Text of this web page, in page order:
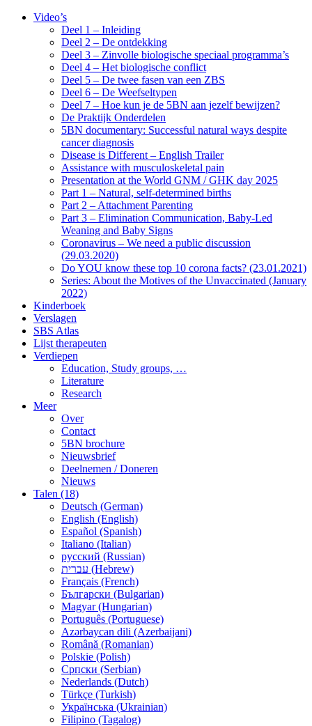
Video’s
Deel 1 – Inleiding
Deel 2 – De ontdekking
Deel 3 – Zinvolle biologische speciaal programma’s
Deel 4 – Het biologische conflict
Deel 5 – De twee fasen van een ZBS
Deel 6 – De Weefseltypen
Deel 7 – Hoe kun je de 5BN aan jezelf bewijzen?
De Praktijk Onderdelen
5BN documentary: Successful natural ways despite
cancer diagnosis
Disease is Different – English Trailer
Assistance with musculoskeletal pain
Presentation at the World GNM / GHK day 2025
Part 1 – Natural, self-determined births
Part 2 – Attachment Parenting
Part 3 – Elimination Communication, Baby-Led
Weaning and Baby Signs
Coronavirus – We need a public discussion
(29.03.2020)
Do YOU know these top 10 corona facts? (23.01.2021)
Series: About the Motives of the Unvaccinated (January
2022)
Kinderboek
Verslagen
SBS Atlas
Lijst therapeuten
Verdiepen
Education, Study groups, …
Literature
Research
Meer
Over
Contact
5BN brochure
Nieuwsbrief
Deelnemen / Doneren
Nieuws
Talen (18)
Deutsch (German)
English (English)
Español (Spanish)
Italiano (Italian)
русский (Russian)
עברית (Hebrew)
Français (French)
Български (Bulgarian)
Magyar (Hungarian)
Português (Portuguese)
Azərbaycan dili (Azerbaijani)
Română (Romanian)
Polskie (Polish)
Српски (Serbian)
Nederlands (Dutch)
Türkçe (Turkish)
Українська (Ukrainian)
Filipino (Tagalog)